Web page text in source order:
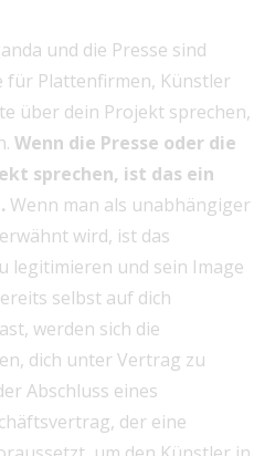
und die Presse sind
für Plattenfirmen, Künstler
über dein Projekt sprechen,
Wenn die Presse oder die
sprechen, ist das ein
Wenn man als unabhängiger
wird, ist das
legitimieren und sein Image
selbst auf dich
werden sich die
dich unter Vertrag zu
Abschluss eines
der eine